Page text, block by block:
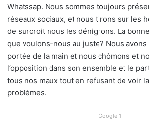
Whatssap. Nous sommes toujours
réseaux sociaux, et nous tirons sur les
de surcroit nous les dénigrons. La
que voulons-nous au juste? Nous avons
portée de la main et nous chômons et
l’opposition dans son ensemble et le
tous nos maux tout en refusant de voir
problèmes.
Google 1